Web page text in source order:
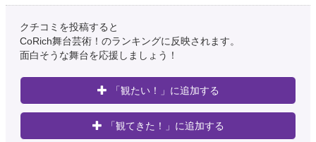
クチコミを投稿すると
CoRich舞台芸術！のランキングに反映されます。
面白そうな舞台を応援しましょう！
「観たい！」に追加する
「観てきた！」に追加する